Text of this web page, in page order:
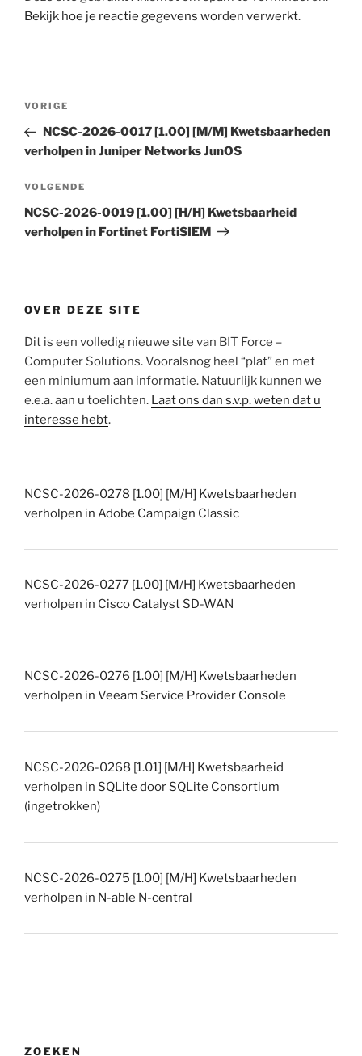
Bekijk hoe je reactie gegevens worden verwerkt.
Bericht
Vorig
bericht
VORIGE
NCSC-2026-0017 [1.00] [M/M] Kwetsbaarheden
verholpen in Juniper Networks JunOS
Volgend
bericht
VOLGENDE
NCSC-2026-0019 [1.00] [H/H] Kwetsbaarheid
verholpen in Fortinet FortiSIEM
OVER DEZE SITE
Dit is een volledig nieuwe site van BIT Force –
Computer Solutions. Vooralsnog heel “plat” en met
een miniumum aan informatie. Natuurlijk kunnen we
e.e.a. aan u toelichten. Laat ons dan s.v.p. weten dat u
interesse hebt.
NCSC-2026-0278 [1.00] [M/H] Kwetsbaarheden
verholpen in Adobe Campaign Classic
NCSC-2026-0277 [1.00] [M/H] Kwetsbaarheden
verholpen in Cisco Catalyst SD-WAN
NCSC-2026-0276 [1.00] [M/H] Kwetsbaarheden
verholpen in Veeam Service Provider Console
NCSC-2026-0268 [1.01] [M/H] Kwetsbaarheid
verholpen in SQLite door SQLite Consortium
(ingetrokken)
NCSC-2026-0275 [1.00] [M/H] Kwetsbaarheden
verholpen in N-able N-central
ZOEKEN